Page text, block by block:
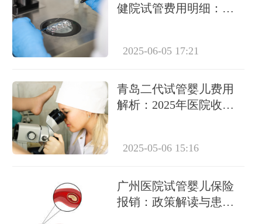
健院试管费用明细：三
2025-06-05 17:21
青岛二代试管婴儿费用
解析：2025年医院收费
2025-05-06 15:16
广州医院试管婴儿保险
报销：政策解读与患者